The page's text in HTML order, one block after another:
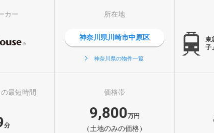
カー 所在地
神奈川県川崎市中原区
神奈川県の物件一覧
東
子
最短時間
分
価格帯
9,800万円
（土地のみの価格）